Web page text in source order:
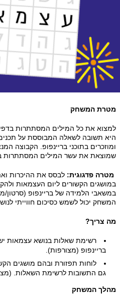
המשחק
את כל המילים המסתתרות בדפי
תשובה לשאלה המבוססת על תכנים
בתוכני בריינפופ. הקבוצה
את עשר המילים המסתתרות
פדגוגית:לבסס את ההיכרות ואת
הקשורים ליום העצמאות
הלמידה של בריינפופ (סרטון/
יכול לשמש כסיכום חווייתי
צריך?
רשימת שאלות בנושא עצמאות
בריינפופ (מצורפות).
לוחות תפזורת ובהם מושגים
גם התשובות לרשימת השאלות.
המשחק